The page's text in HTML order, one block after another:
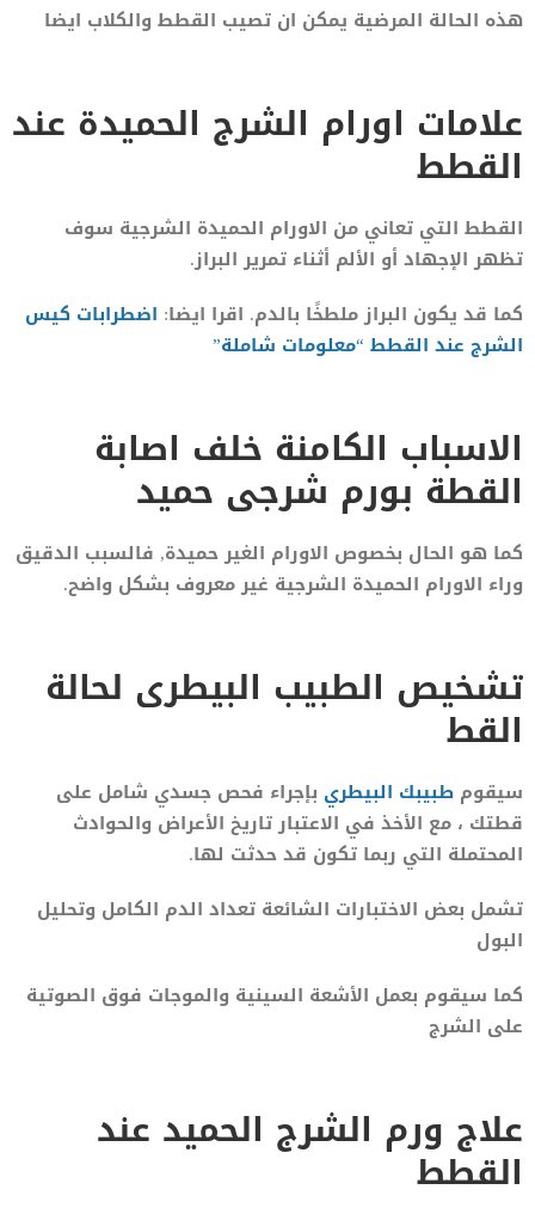
هذه الحالة المرضية يمكن ان تصيب القطط والكلاب ايضا
علامات اورام الشرج الحميدة عند
القطط
القطط التي تعاني من الاورام الحميدة الشرجية سوف
تظهر الإجهاد أو الألم أثناء تمرير البراز.
كما قد يكون البراز ملطخًا بالدم. اقرا ايضا: اضطرابات كيس
الشرج عند القطط “معلومات شاملة”
الاسباب الكامنة خلف اصابة
القطة بورم شرجى حميد
كما هو الحال بخصوص الاورام الغير حميدة, فالسبب الدقيق
وراء الاورام الحميدة الشرجية غير معروف بشكل واضح.
تشخيص الطبيب البيطرى لحالة
القط
سيقوم طبيبك البيطري بإجراء فحص جسدي شامل على
قطتك ، مع الأخذ في الاعتبار تاريخ الأعراض والحوادث
المحتملة التي ربما تكون قد حدثت لها.
تشمل بعض الاختبارات الشائعة تعداد الدم الكامل وتحليل
البول
كما سيقوم بعمل الأشعة السينية والموجات فوق الصوتية
على الشرج
علاج ورم الشرج الحميد عند
القطط